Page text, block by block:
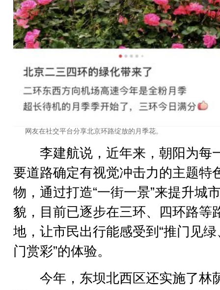
网友在社交平台分享北京环路绽放的月季花。
李建航说，近年来，朝阳为每
要道路确定有视觉冲击力的主题特
物，通过打造“一街一景”来提升城
貌，目前已逐步在三环、四环路等
地，让市民出行能感受到“推门见
门赏彩”的体验。
今年，东坝北西区还实施了林